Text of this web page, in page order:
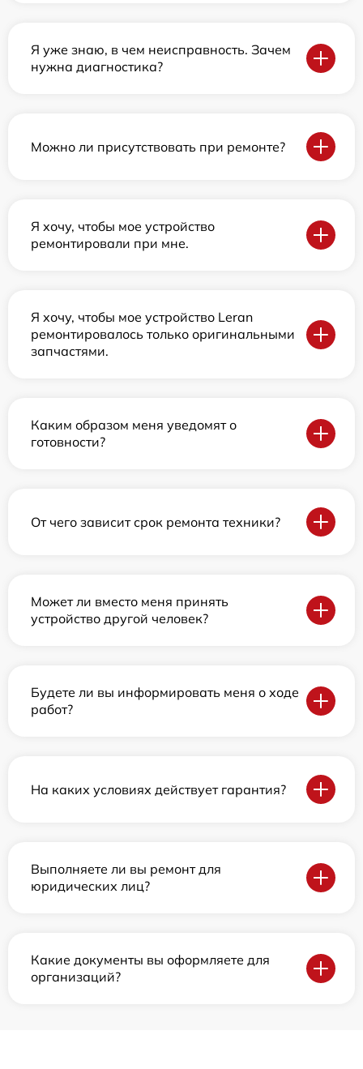
Я уже знаю, в чем неисправность. Зачем
нужна диагностика?
Можно ли присутствовать при ремонте?
Я хочу, чтобы мое устройство
ремонтировали при мне.
Я хочу, чтобы мое устройство Leran
ремонтировалось только оригинальными
запчастями.
Каким образом меня уведомят о
готовности?
От чего зависит срок ремонта техники?
Может ли вместо меня принять
устройство другой человек?
Будете ли вы информировать меня о ходе
работ?
На каких условиях действует гарантия?
Выполняете ли вы ремонт для
юридических лиц?
Какие документы вы оформляете для
организаций?